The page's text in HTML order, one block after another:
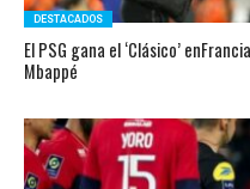
DESTACADOS
El PSG gana el ‘Clásico’
Mbappé